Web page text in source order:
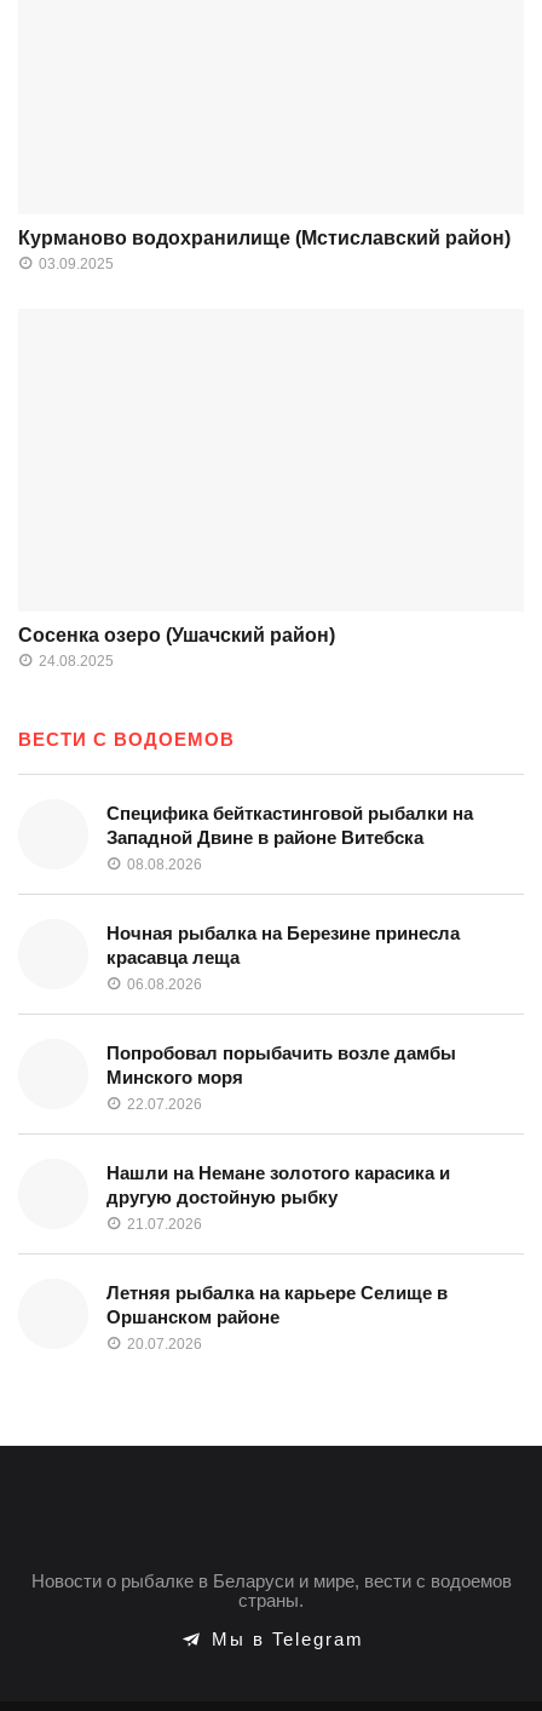
Курманово водохранилище (Мстиславский район)
03.09.2025
Сосенка озеро (Ушачский район)
24.08.2025
ВЕСТИ С ВОДОЕМОВ
Специфика бейткастинговой рыбалки на
Западной Двине в районе Витебска
08.08.2026
Ночная рыбалка на Березине принесла
красавца леща
06.08.2026
Попробовал порыбачить возле дамбы
Минского моря
22.07.2026
Нашли на Немане золотого карасика и
другую достойную рыбку
21.07.2026
Летняя рыбалка на карьере Селище в
Оршанском районе
20.07.2026
Новости о рыбалке в Беларуси и мире, вести с водоемов
страны.
Мы в Telegram